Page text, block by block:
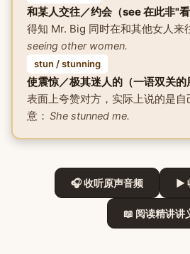
和某人交往／约会（see 在此非"看
得知 Mr. Big 同时在和其他女人来
seeing other women.
stun / stunning
使震惊／极其迷人的（一语双关的
表面上夸赞对方，实际上说的是
意： She stunned me.
🎧 收听原声音频 ▶
📖 阅读精讲讲